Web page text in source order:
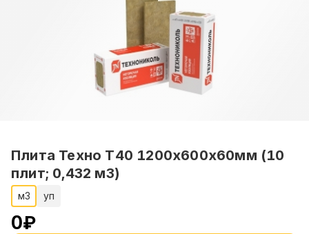
Плита Техно Т40 1200х600х60мм (10
плит; 0,432 м3)
м3 уп
0₽